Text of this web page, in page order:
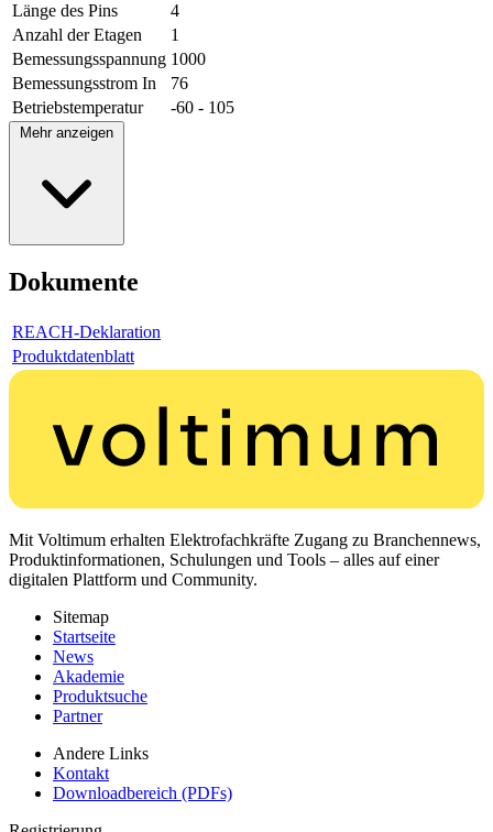
Länge des Pins
4
Anzahl der Etagen
1
Bemessungsspannung 1000
Bemessungsstrom In
76
Betriebstemperatur
-60 - 105
Mehr anzeigen
Dokumente
REACH-Deklaration
Produktdatenblatt
Mit Voltimum erhalten Elektrofachkräfte Zugang zu Branchennews,
Produktinformationen, Schulungen und Tools – alles auf einer
digitalen Plattform und Community.
Sitemap
Startseite
News
Akademie
Produktsuche
Partner
Andere Links
Kontakt
Downloadbereich (PDFs)